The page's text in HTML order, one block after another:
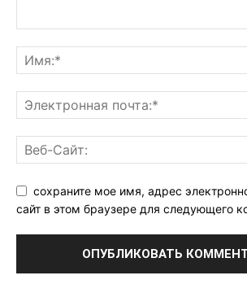
сохраните мое имя, адрес
сайт в этом браузере для следующего